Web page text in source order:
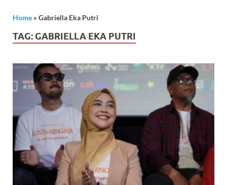
Home » Gabriella Eka Putri
TAG: GABRIELLA EKA PUTRI